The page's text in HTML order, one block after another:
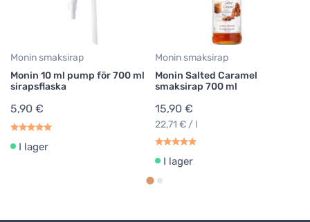
Monin smaksirap
Monin 10 ml pump för 700 ml
sirapsflaska
5,90 €
I lager
Monin smaksirap
Monin Salted Caramel
smaksirap 700 ml
15,90 €
22,71 € / l
I lager